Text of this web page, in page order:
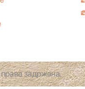
задржана.